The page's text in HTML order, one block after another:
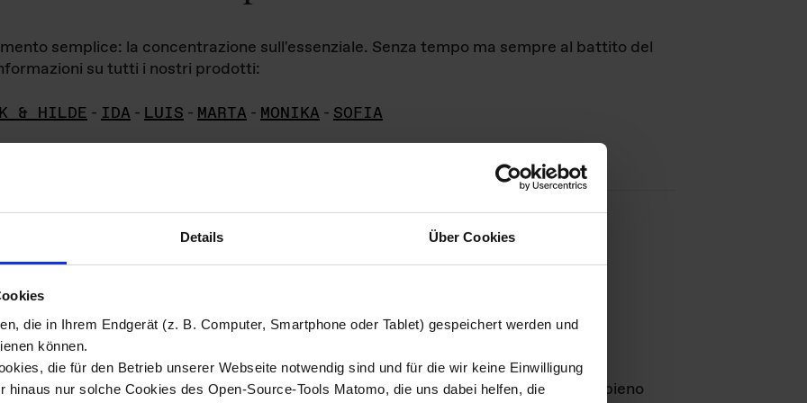
Details Über Cookies
die in Ihrem Endgerät (z. B. Computer, Smartphone oder Tablet) gespeichert werden und
können.
die für den Betrieb unserer Webseite notwendig sind und für die wir keine Einwilligung
hinaus nur solche Cookies des Open-Source-Tools Matomo, die uns dabei helfen, die
semplice: la concentrazione sull'essenziale. Senza tempo ma sempre al battito del
su tutti i nostri prodotti:
& HILDE - IDA - LUIS - MARTA - MONIKA - SOFIA
di immagini
materiale fotografico sono detenuti daDas ganze LebenGmbH e rimangono in pieno